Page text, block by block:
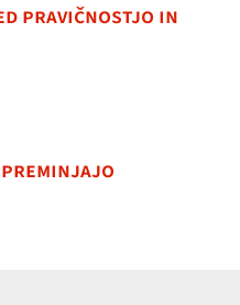
pravičnostjo in